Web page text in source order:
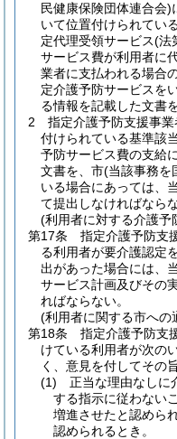
民健康保険団体連合会)
いて位置付けられてい
定代理受領サービス(法
サービス費が利用者に
業者に支払われる場合
定介護予防サービスを
る情報を記載した文書
2
指定介護予防支援事
付けられている基準該
予防サービス費の支給
文書を、市(当該事務を
いる場合にあっては、
て提出しなければならな
(利用者に対する介護予
第17条
指定介護予防支
る利用者が要介護認定
出があった場合には、
サービス計画及びその
ればならない。
(利用者に関する市への
第18条
指定介護予防支
けている利用者が次の
く、意見を付してその
(1)
正当な理由なしに
する指示に従わない
増進させたと認めら
認められるとき。